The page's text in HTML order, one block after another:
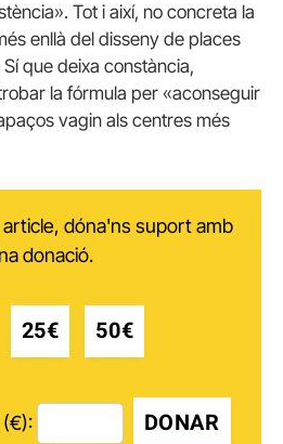
Tot i així, no concreta la
enllà del disseny de places
que deixa constància,
la fórmula per «aconseguir
vagin als centres més
dóna'ns suport amb
donació.
25€ 50€
DONAR